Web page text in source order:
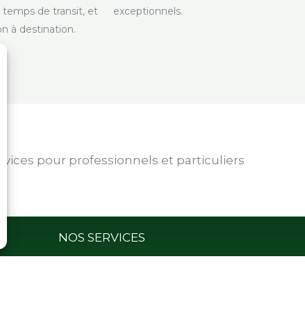
temps de transit, et
à destination.
exceptionnels.
pour professionnels et particuliers
NOS SERVICES